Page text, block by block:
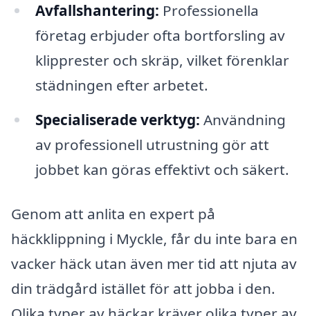
Avfallshantering: Professionella
företag erbjuder ofta bortforsling av
klipprester och skräp, vilket förenklar
städningen efter arbetet.
Specialiserade verktyg: Användning
av professionell utrustning gör att
jobbet kan göras effektivt och säkert.
Genom att anlita en expert på
häckklippning i Myckle, får du inte bara en
vacker häck utan även mer tid att njuta av
din trädgård istället för att jobba i den.